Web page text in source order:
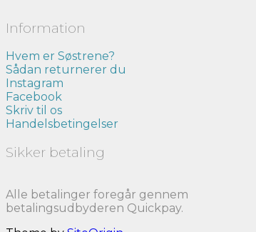
Information
Hvem er Søstrene?
Sådan returnerer du
Instagram
Facebook
Skriv til os
Handelsbetingelser
Sikker betaling
Alle betalinger foregår gennem
betalingsudbyderen Quickpay.